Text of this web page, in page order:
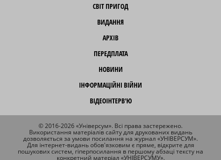
СВІТ ПРИГОД
ВИДАННЯ
АРХІВ
ПЕРЕДПЛАТА
НОВИНИ
ІНФОРМАЦІЙНІ ВІЙНИ
ВІДЕОІНТЕРВ'Ю
© 2016-2026 «Універсум». Всі права застережено.
Використання матеріалів сайту для друкованих видань
дозволяється за умови посилання на журнал «УНІВЕРСУМ».
Для інтернет-видань обов'язковим є пряме, відкрите для
пошукових систем, гіперпосилання в першому абзаці тексту на
конкретний матеріал «УНІВЕРСУМУ».